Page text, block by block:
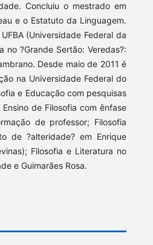
Concluiu o mestrado em
e o Estatuto da Linguagem.
(Universidade Federal da
no ?Grande Sertão: Veredas?:
Desde maio de 2011 é
na Universidade Federal do
e Educação com pesquisas
de Filosofia com ênfase
de professor; Filosofia
de ?alteridade? em Enrique
Filosofia e Literatura no
e Guimarães Rosa.